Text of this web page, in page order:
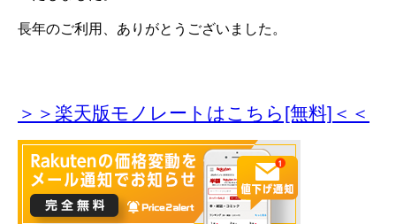
長年のご利用、ありがとうございました。
＞＞楽天版モノレートはこちら[無料]＜＜